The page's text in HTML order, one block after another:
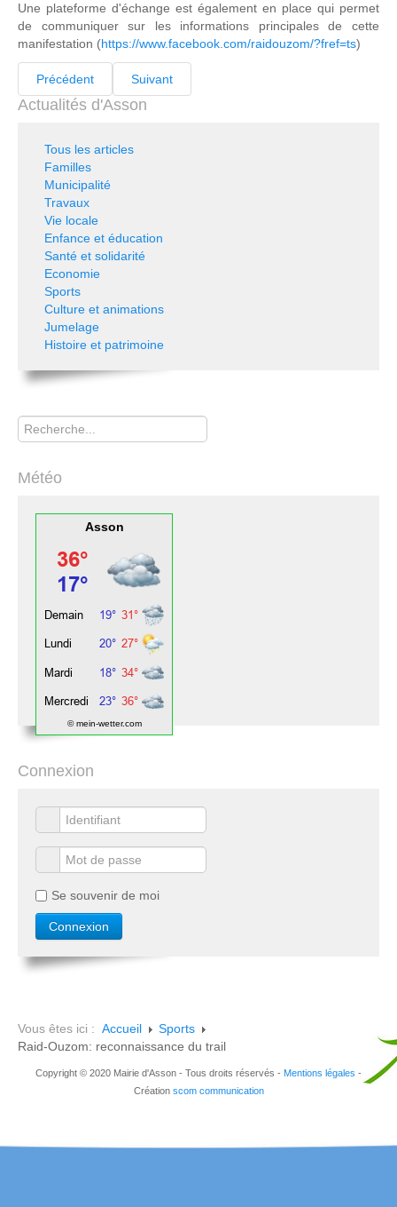
Une plateforme d'échange est également en place qui permet
de communiquer sur les informations principales de cette
manifestation (https://www.facebook.com/raidouzom/?fref=ts)
Précédent Suivant
Actualités d'Asson
Tous les articles
Familles
Municipalité
Travaux
Vie locale
Enfance et éducation
Santé et solidarité
Economie
Sports
Culture et animations
Jumelage
Histoire et patrimoine
Rechercher
Météo
Asson
© mein-wetter.com
Connexion
Se souvenir de moi
Vous êtes ici : Accueil
Sports
Raid-Ouzom: reconnaissance du trail
Copyright © 2020 Mairie d'Asson - Tous droits réservés - Mentions légales -
Création scom communication